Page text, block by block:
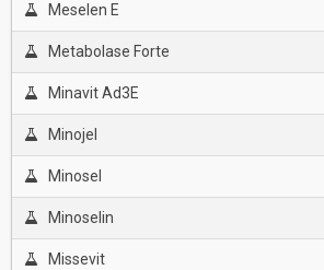
Meselen E
Metabolase Forte
Minavit Ad3E
Minojel
Minosel
Minoselin
Missevit